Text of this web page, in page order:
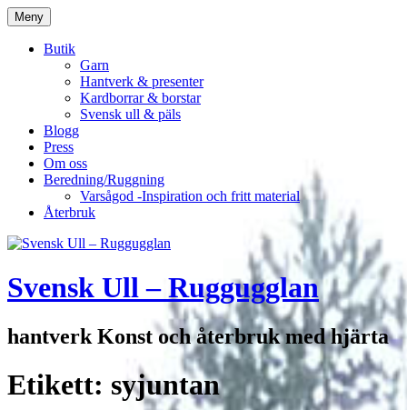
Hoppa
till
innehåll
Meny
Butik
Garn
Hantverk & presenter
Kardborrar & borstar
Svensk ull & päls
Blogg
Press
Om oss
Beredning/Ruggning
Varsågod -Inspiration och fritt material
Återbruk
Svensk Ull – Ruggugglan
hantverk Konst och återbruk med hjärta
Etikett: syjuntan